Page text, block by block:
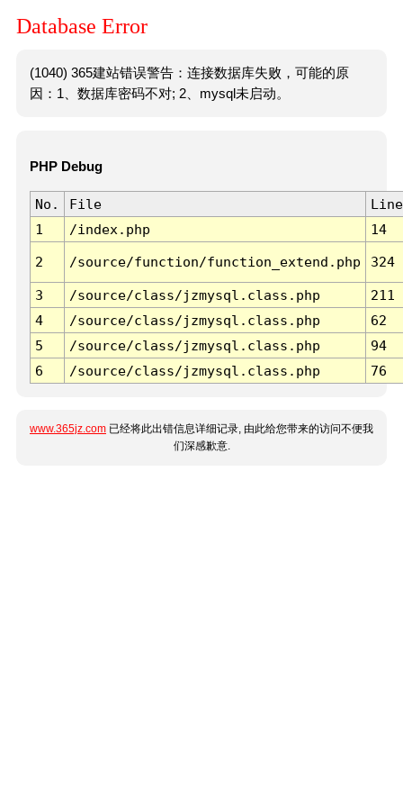
Database Error
(1040) 365建站错误警告：连接数据库失败，可能的原
因：1、数据库密码不对; 2、mysql未启动。
PHP Debug
No. File
Line
1
/index.php 14
2 /source/function/function_extend.php 324
3 /source/class/jzmysql.class.php
211
4
/source/class/jzmysql.class.php
62
5
/source/class/jzmysql.class.php
94
6
/source/class/jzmysql.class.php 76
www.365jz.com 已经将此出错信息详细记录, 由此给您带来的访问不便我
们深感歉意.